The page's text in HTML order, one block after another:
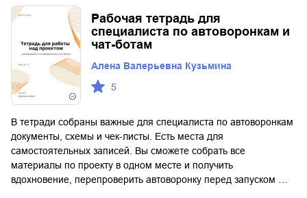
Рабочая тетрадь для
специалиста по автоворонкам и
чат-ботам
Алена Валерьевна Кузьмина
5
В тетради собраны важные для специалиста по автоворонкам
документы, схемы и чек-листы. Есть места для
самостоятельных записей. Вы сможете собрать все
материалы по проекту в одном месте и получить
вдохновение, перепроверить автоворонку перед запуском …